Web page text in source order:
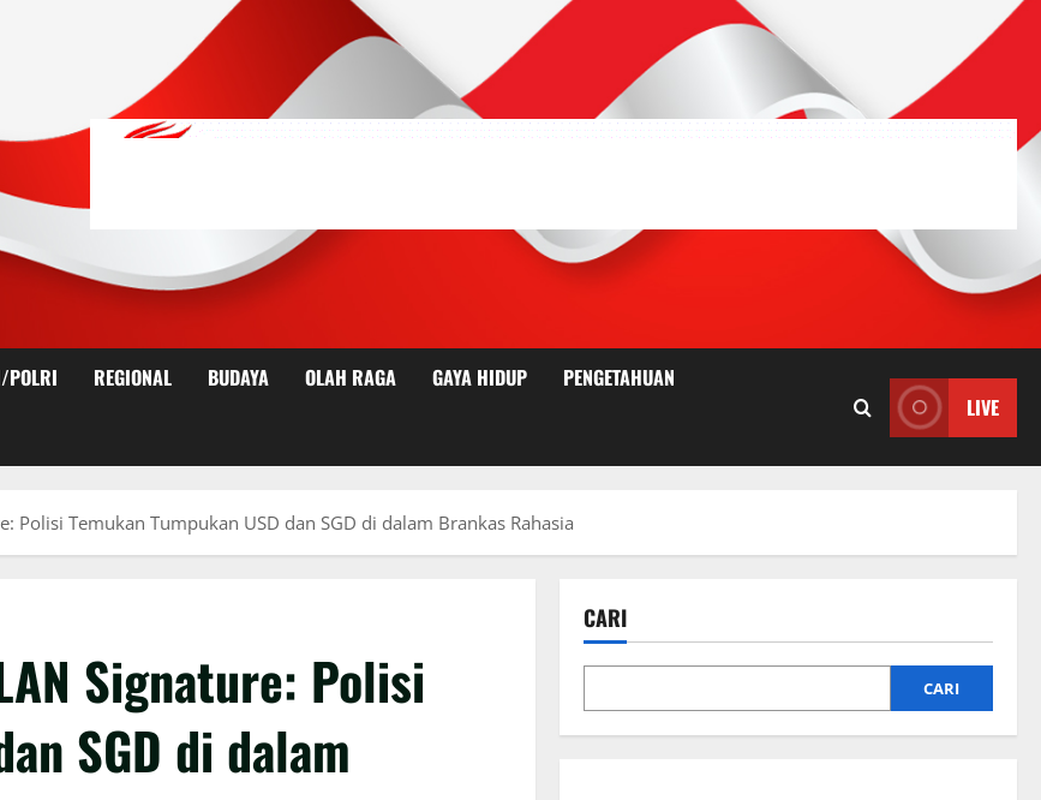
POLRI REGIONAL BUDAYA OLAH RAGA GAYA HIDUP PENGETAHUAN
LIVE
Polisi Temukan Tumpukan USD dan SGD di dalam Brankas Rahasia
Signature: Polisi
SGD di dalam
CARI
CARI